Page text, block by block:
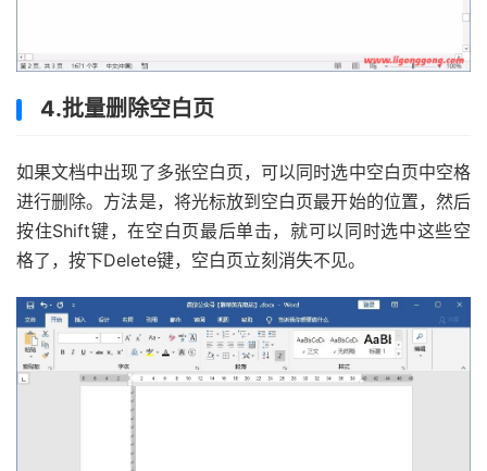
4.批量删除空白页
如果文档中出现了多张空白页，可以同时选中空白页中空格
进行删除。方法是，将光标放到空白页最开始的位置，然后
按住Shift键，在空白页最后单击，就可以同时选中这些空
格了，按下Delete键，空白页立刻消失不见。